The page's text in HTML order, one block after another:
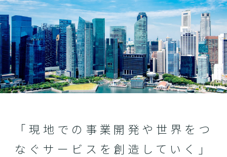
「現地での事業開発や世界をつ
なぐサービスを創造していく」